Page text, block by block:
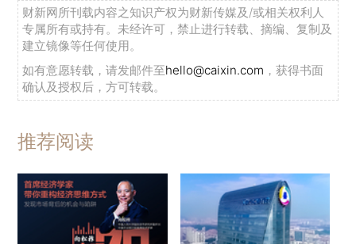
财新网所刊载内容之知识产权为财新传媒及/或相关权利人
专属所有或持有。未经许可，禁止进行转载、摘编、复制及
建立镜像等任何使用。
如有意愿转载，请发邮件至hello@caixin.com ，获得书面
确认及授权后，方可转载。
推荐阅读